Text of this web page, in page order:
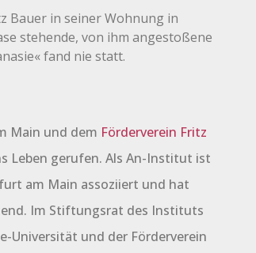
Bauer in seiner Wohnung in
stehende, von ihm angestoßene
fand nie statt.
Main und dem Förderverein Fritz
Leben gerufen. Als An-Institut ist
am Main assoziiert und hat
Im Stiftungsrat des Instituts
Universität und der Förderverein